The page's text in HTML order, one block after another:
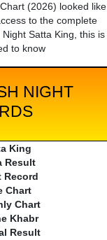
(2026) looked like
to the complete
Satta King, this is
to know
NIGHT
King
Result
Record
Chart
Chart
Khabr
Result